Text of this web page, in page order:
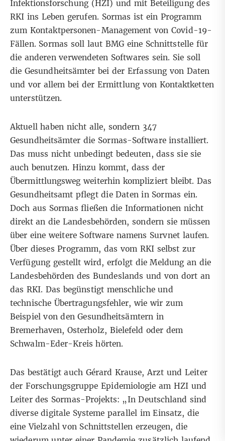
Infektionsforschung (HZI) und mit Beteiligung des
RKI ins Leben gerufen. Sormas ist ein Programm
zum Kontaktpersonen-Management von Covid-19-
Fällen. Sormas soll laut BMGeine Schnittstelle für
die anderen verwendeten Softwares sein. Sie soll
die Gesundheitsämter bei der Erfassung von Daten
und vor allem bei der Ermittlung von Kontaktketten
unterstützen.
Aktuell haben nicht alle, sondern 347
Gesundheitsämter die Sormas-Software installiert.
Das muss nicht unbedingt bedeuten, dass sie sie
auch benutzen. Hinzu kommt, dass der
Übermittlungsweg weiterhin kompliziert bleibt. Das
Gesundheitsamt pflegt die Daten in Sormas ein.
Doch aus Sormas fließen die Informationen nicht
direkt an die Landesbehörden, sondern sie müssen
über eine weitere Software namens Survnet laufen.
Über dieses Programm, das vom RKI selbst zur
Verfügung gestellt wird, erfolgt die Meldung an die
Landesbehörden des Bundeslands und von dort an
das RKI. Das begünstigt menschliche und
technische Übertragungsfehler, wie wir zum
Beispiel von den Gesundheitsämtern in
Bremerhaven, Osterholz, Bielefeld oder dem
Schwalm-Eder-Kreis hörten.
Das bestätigt auch Gérard Krause, Arzt und Leiter
der Forschungsgruppe Epidemiologie am HZI und
Leiter des Sormas-Projekts: „In Deutschland sind
diverse digitale Systeme parallel im Einsatz, die
eine Vielzahl von Schnittstellen erzeugen, die